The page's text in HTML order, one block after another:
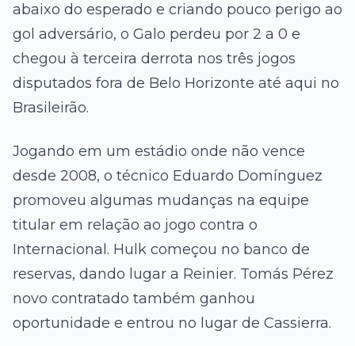
abaixo do esperado e criando pouco perigo ao
gol adversário, o Galo perdeu por 2 a 0 e
chegou à terceira derrota nos três jogos
disputados fora de Belo Horizonte até aqui no
Brasileirão.
Jogando em um estádio onde não vence
desde 2008, o técnico Eduardo Domínguez
promoveu algumas mudanças na equipe
titular em relação ao jogo contra o
Internacional. Hulk começou no banco de
reservas, dando lugar a Reinier. Tomás Pérez
novo contratado também ganhou
oportunidade e entrou no lugar de Cassierra.